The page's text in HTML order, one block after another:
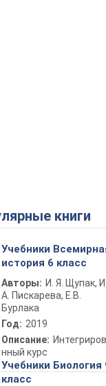
книги
Учебники
история 6 класс
Авторы: И. Я. Щупак, И.
А. Пискарева, Е.В.
Бурлака
Год: 2019
Описание:
нный курс
Учебники Биология
класс